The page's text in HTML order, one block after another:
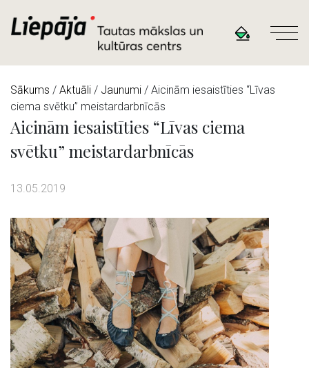
Sākums / Aktuāli / Jaunumi / Aicinām iesaistīties “Līvas
ciema svētku” meistardarbnīcās
Aicinām iesaistīties “Līvas ciema
svētku” meistardarbnīcās
13.05.2019